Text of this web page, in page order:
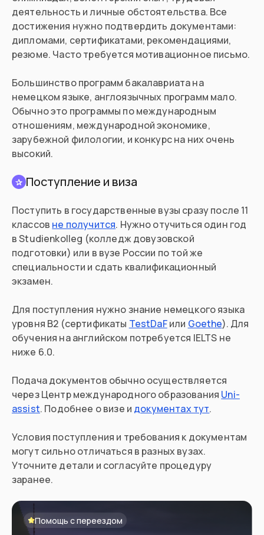
деятельность и личные обстоятельства. Все
достижения нужно подтвердить документами:
дипломами, сертификатами, рекомендациями,
резюме. Часто требуется мотивационное письмо.
Большинство программ бакалавриата на
немецком языке, англоязычных программ мало.
Обычно это программы по международным
отношениям, международной экономике,
зарубежной филологии, и конкурс на них очень
высокий.
✰ Поступление и виза
Поступить в государственные вузы сразу после 11
классов не получится. Нужно отучиться один год
в Studienkolleg (колледж довузовской
подготовки) или в вузе России по той же
специальности и сдать квалификационный
экзамен.
Для поступления нужно знание немецкого языка
уровня B2 (сертификаты TestDaFили Goethe). Для
обучения на английском потребуется IELTS не
ниже 6.0.
Подача документов обычно осуществляется
через Центр международного образования Uni-
assist. Подобнее о визе и документах тут.
Условия поступления и требования к документам
могут сильно отличаться в разных вузах.
Уточните детали и согласуйте процедуру
заранее.
Помощь с переездом